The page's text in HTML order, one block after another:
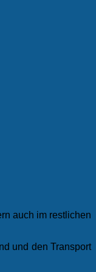
auch im restlichen
und den Transport